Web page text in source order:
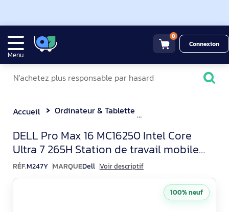
Menu
0
Connexion
Accueil Ordinateur & Tablette
Dell Pro Max MC16250
DELL Pro Max 16 MC16250 Intel Core
Ultra 7 265H Station de travail mobile
40,6 cm (16") Full HD+ 32
RÉF.M247Y MARQUEDell Voir descriptif
100% neuf